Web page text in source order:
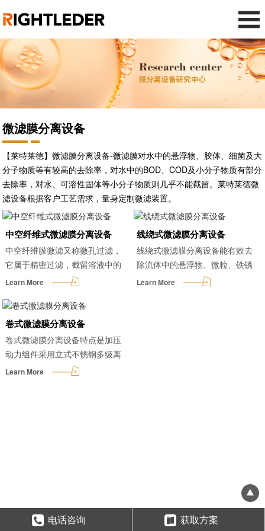
微滤膜分离设备
【莱特莱德】微滤膜分离设备-微滤膜对水中的悬浮物、胶体、细菌及大
分子物质等有较高的去除率，对水中的BOD、COD及小分子物质有部分
去除率，对水、可溶性固体等小分子物质则几乎不能截留。莱特莱德微
滤设备根据客户工艺需求，量身定制微滤装置。
中空纤维式微滤膜分离设备
中空纤维膜微滤又称微孔过滤，
它属于精密过滤，截留溶液中的
砂砾、淤泥、黏土等颗粒和贾第...
Learn More
线绕式微滤膜分离设备
线绕式微滤膜分离设备能有效去
除流体中的悬浮物、微粒、铁锈
等杂物，具有十分优良的过滤...
Learn More
卷式微滤膜分离设备
卷式微滤膜分离设备特点是加压
动力组件采用立式不锈钢多级离
心泵，噪声小、扬程高、压力...
Learn More
电话咨询 获取方案